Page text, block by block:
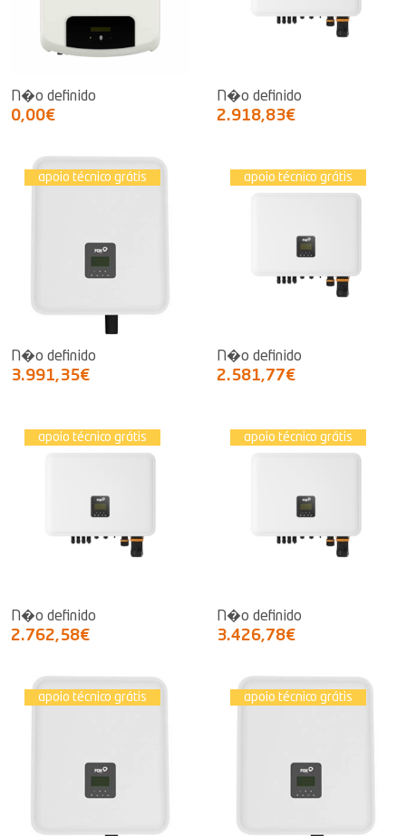
N�o definido
0,00€
N�o definido
2.918,83€
apoio técnico grátis
N�o definido
3.991,35€
apoio técnico grátis
N�o definido
2.581,77€
apoio técnico grátis
N�o definido
2.762,58€
apoio técnico grátis
N�o definido
3.426,78€
apoio técnico grátis apoio técnico grátis